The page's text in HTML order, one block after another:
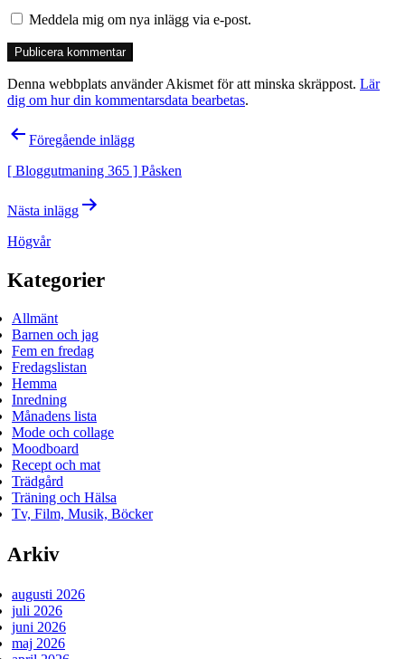
Meddela mig om nya inlägg via e-post.
Denna webbplats använder Akismet för att minska skräppost. Lär
dig om hur din kommentarsdata bearbetas.
Inläggsnavigering
Föregående inlägg
[ Bloggutmaning 365 ] Påsken
Nästa inlägg
Högvår
Kategorier
Allmänt
Barnen och jag
Fem en fredag
Fredagslistan
Hemma
Inredning
Månadens lista
Mode och collage
Moodboard
Recept och mat
Trädgård
Träning och Hälsa
Tv, Film, Musik, Böcker
Arkiv
augusti 2026
juli 2026
juni 2026
maj 2026